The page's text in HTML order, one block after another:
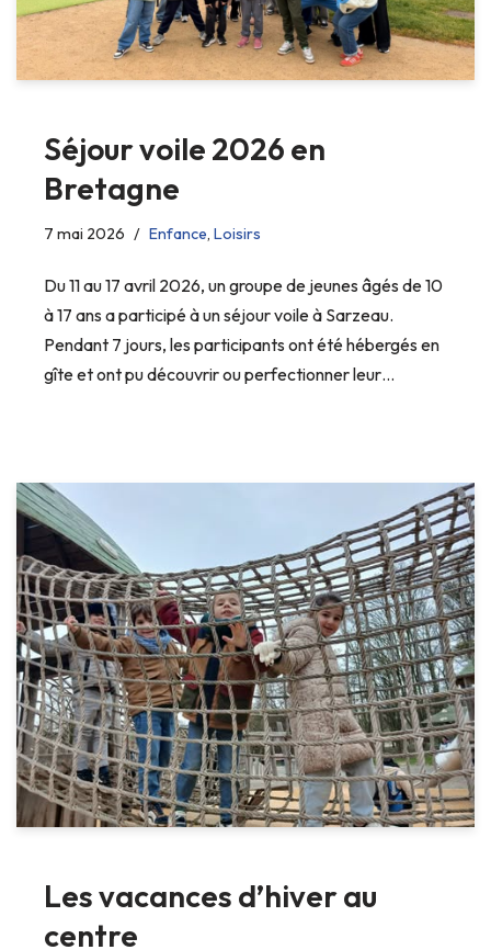
Séjour voile 2026 en
Bretagne
7 mai 2026 Enfance, Loisirs
Du 11 au 17 avril 2026, un groupe de jeunes âgés de 10
à 17 ans a participé à un séjour voile à Sarzeau.
Pendant 7 jours, les participants ont été hébergés en
gîte et ont pu découvrir ou perfectionner leur…
Les vacances d’hiver au
centre